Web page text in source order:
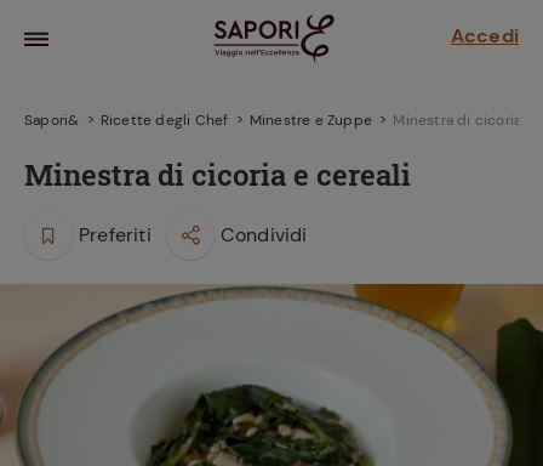
Accedi
frutta
sensi di
Sapori& Ricette degli Chef Minestre e Zuppe Minestra di cicoria e
Minestra di cicoria e cereali
Preferiti Condividi